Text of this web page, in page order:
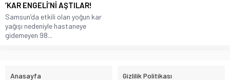
‘KAR ENGELİ’Nİ AŞTILAR!
Samsun’da etkili olan yoğun kar
yağışı nedeniyle hastaneye
gidemeyen 98...
Anasayfa Gizlilik Politikası